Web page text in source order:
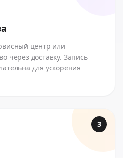
центр или
через доставку. Запись
для ускорения
3